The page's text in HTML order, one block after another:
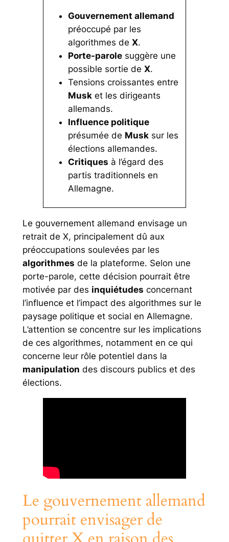
Gouvernement allemand
préoccupé par les
algorithmes deX.
Porte-parole suggère une
possible sortie deX.
Tensions croissantes entre
Musk et les dirigeants
allemands.
Influence politique
présumée de Musk sur les
élections allemandes.
Critiques à l’égard des
partis traditionnels en
Allemagne.
Le gouvernement allemand envisage un
retrait de X, principalement dû aux
préoccupations soulevées par les
algorithmes de la plateforme. Selon une
porte-parole, cette décision pourrait être
motivée par des inquiétudes concernant
l’influence et l’impact des algorithmes sur le
paysage politique et social en Allemagne.
L’attention se concentre sur les implications
de ces algorithmes, notamment en ce qui
concerne leur rôle potentiel dans la
manipulation des discours publics et des
élections.
Le gouvernement allemand
pourrait envisager de